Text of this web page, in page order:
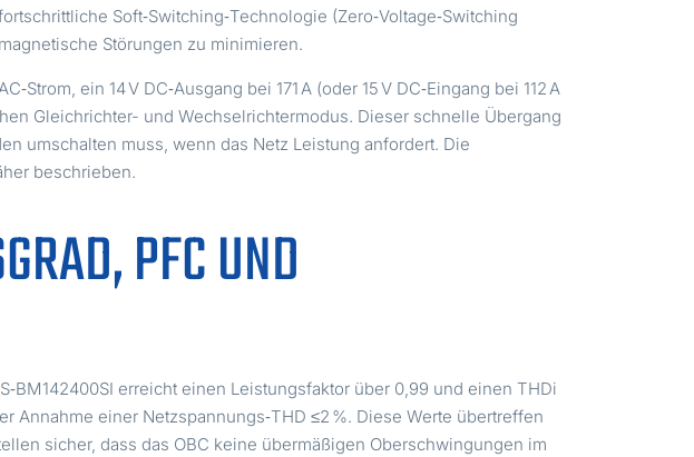
Soft‑Switching‑Technologie (Zero‑Voltage‑Switching
Störungen zu minimieren.
ein 14 V DC‑Ausgang bei 171 A (oder 15 V DC‑Eingang bei 112 A
Gleichrichter- und Wechselrichtermodus. Dieser schnelle Übergang
umschalten muss, wenn das Netz Leistung anfordert. Die
beschrieben.
PFC UND
erreicht einen Leistungsfaktor über 0,99 und einen THDi
Annahme einer Netzspannungs‑THD ≤2 %. Diese Werte übertreffen
sicher, dass das OBC keine übermäßigen Oberschwingungen im